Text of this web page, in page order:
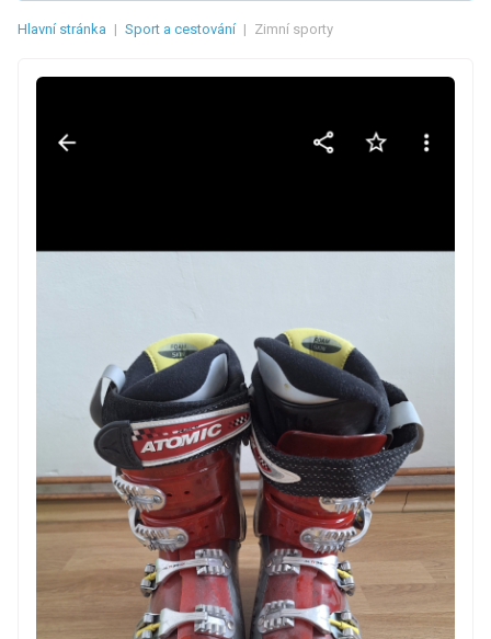
Hlavní stránka | Sport a cestování | Zimní sporty